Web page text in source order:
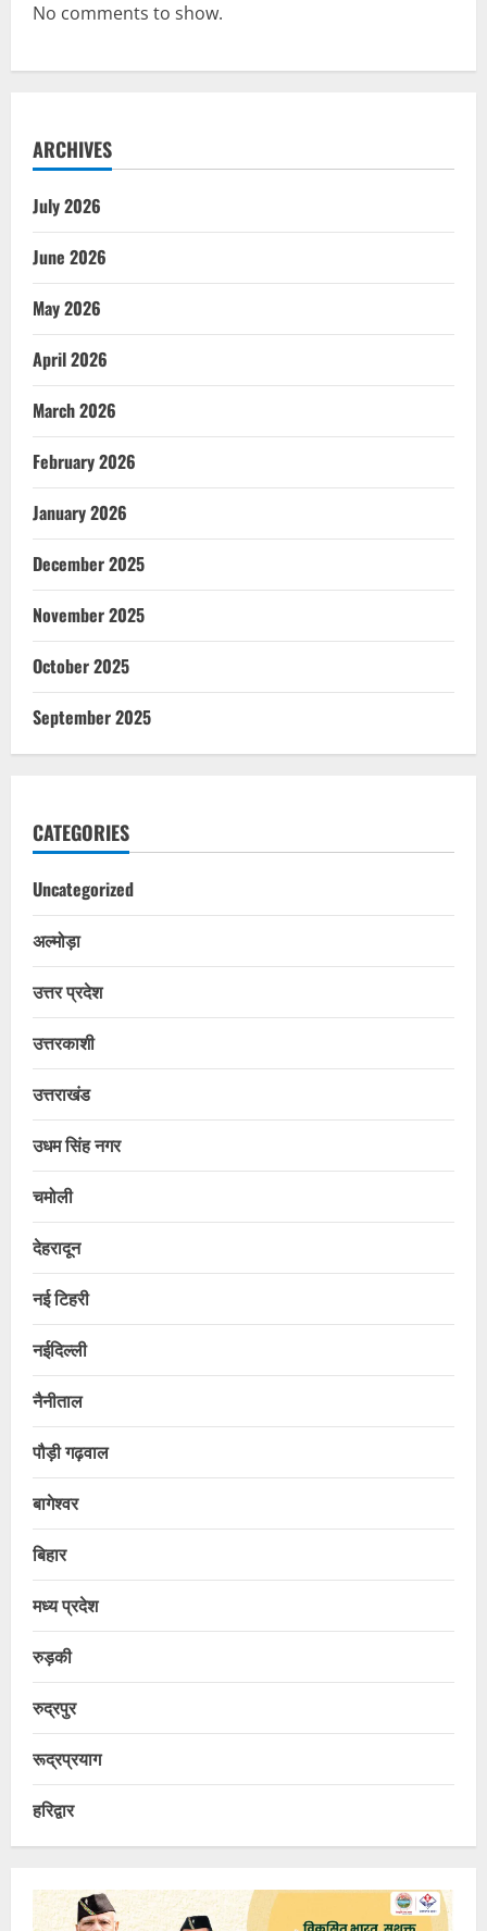
No comments to show.
ARCHIVES
July 2026
June 2026
May 2026
April 2026
March 2026
February 2026
January 2026
December 2025
November 2025
October 2025
September 2025
CATEGORIES
Uncategorized
अल्मोड़ा
उत्तर प्रदेश
उत्तरकाशी
उत्तराखंड
उधम सिंह नगर
चमोली
देहरादून
नई टिहरी
नईदिल्ली
नैनीताल
पौड़ी गढ़वाल
बागेश्वर
बिहार
मध्य प्रदेश
रुड़की
रुद्रपुर
रूद्रप्रयाग
हरिद्वार